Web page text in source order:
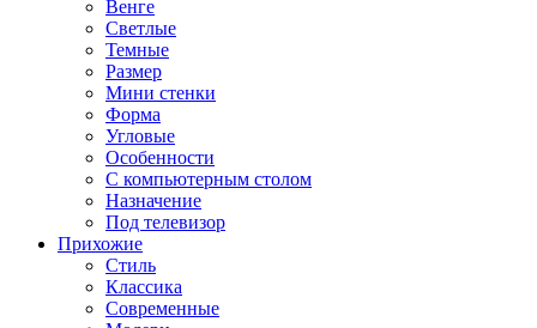
Венге
Светлые
Темные
Размер
Мини стенки
Форма
Угловые
Особенности
С компьютерным столом
Назначение
Под телевизор
Прихожие
Стиль
Классика
Современные